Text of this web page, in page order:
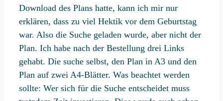
Download des Plans hatte, kann ich mir nur
erklären, dass zu viel Hektik vor dem Geburtstag
war. Also die Suche geladen wurde, aber nicht der
Plan. Ich habe nach der Bestellung drei Links
gehabt. Die suche selbst, den Plan in A3 und den
Plan auf zwei A4-Blätter. Was beachtet werden
sollte: Wer sich für die Suche entscheidet muss